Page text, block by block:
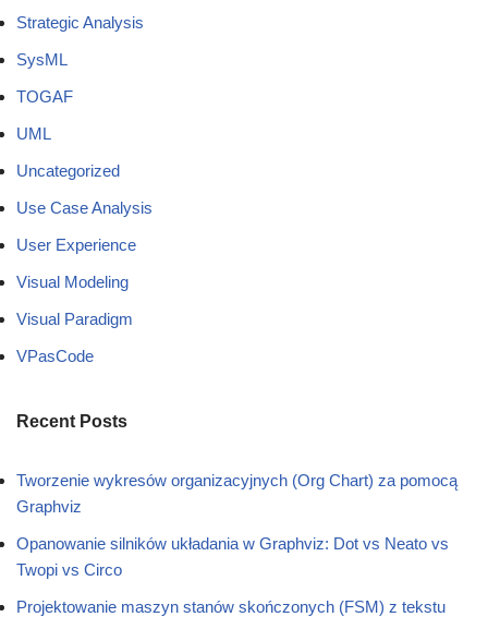
Strategic Analysis
SysML
TOGAF
UML
Uncategorized
Use Case Analysis
User Experience
Visual Modeling
Visual Paradigm
VPasCode
Recent Posts
Tworzenie wykresów organizacyjnych (Org Chart) za pomocą
Graphviz
Opanowanie silników układania w Graphviz: Dot vs Neato vs
Twopi vs Circo
Projektowanie maszyn stanów skończonych (FSM) z tekstu